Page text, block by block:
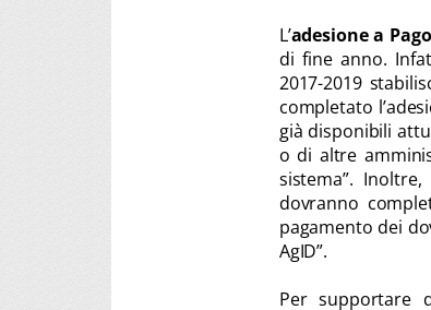
L’adesione a
di fine anno.
2017-2019
completato
già disponibili
o di altre
sistema”.
dovranno
pagamento dei
AgID”.
Per supportare